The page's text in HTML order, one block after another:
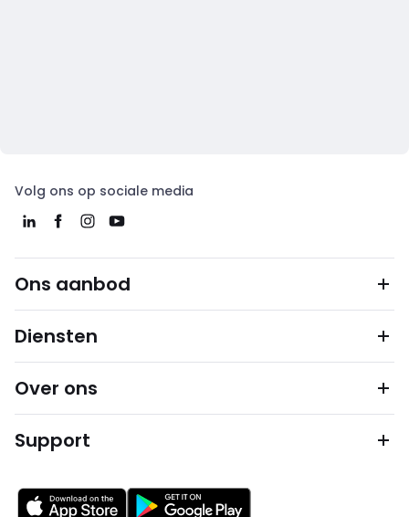
Volg ons op sociale media
Ons aanbod
Diensten
Over ons
Support